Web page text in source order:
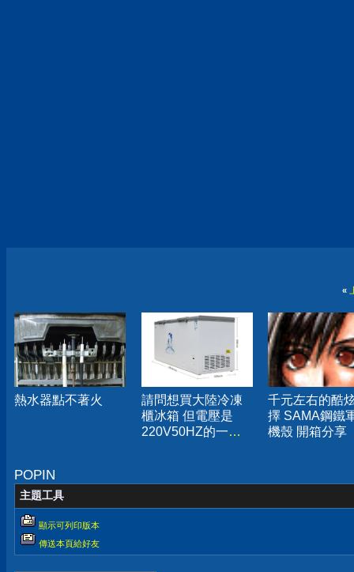
«
熱水器點不著火
請問想買大陸冷凍
櫃冰箱 但電壓是
220V50HZ的一些
千元左右的酷
擇 SAMA鋼鐵
機殼 開箱分享
POPIN
主題工具
顯示可列印版本
傳送本頁給好友